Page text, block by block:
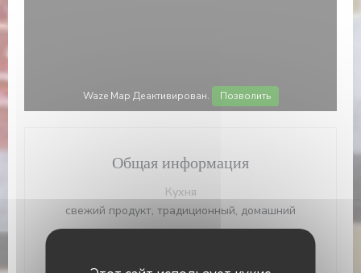
Waze Map Деактивирован. Позволить
Общая информация
Кухня
свежий продукт, традиционный, домашний